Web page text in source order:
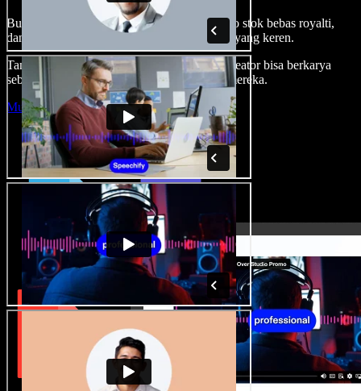
Buat voice over, tambah gambar, audio, video stok bebas royalti,
dan kloning suara untuk proyek audio-video yang keren.
Tanpa kurva belajar, semua dari browser—kreator bisa berkarya
sebebas mungkin dan wujudkan ide kreatif mereka.
Mulai Studio